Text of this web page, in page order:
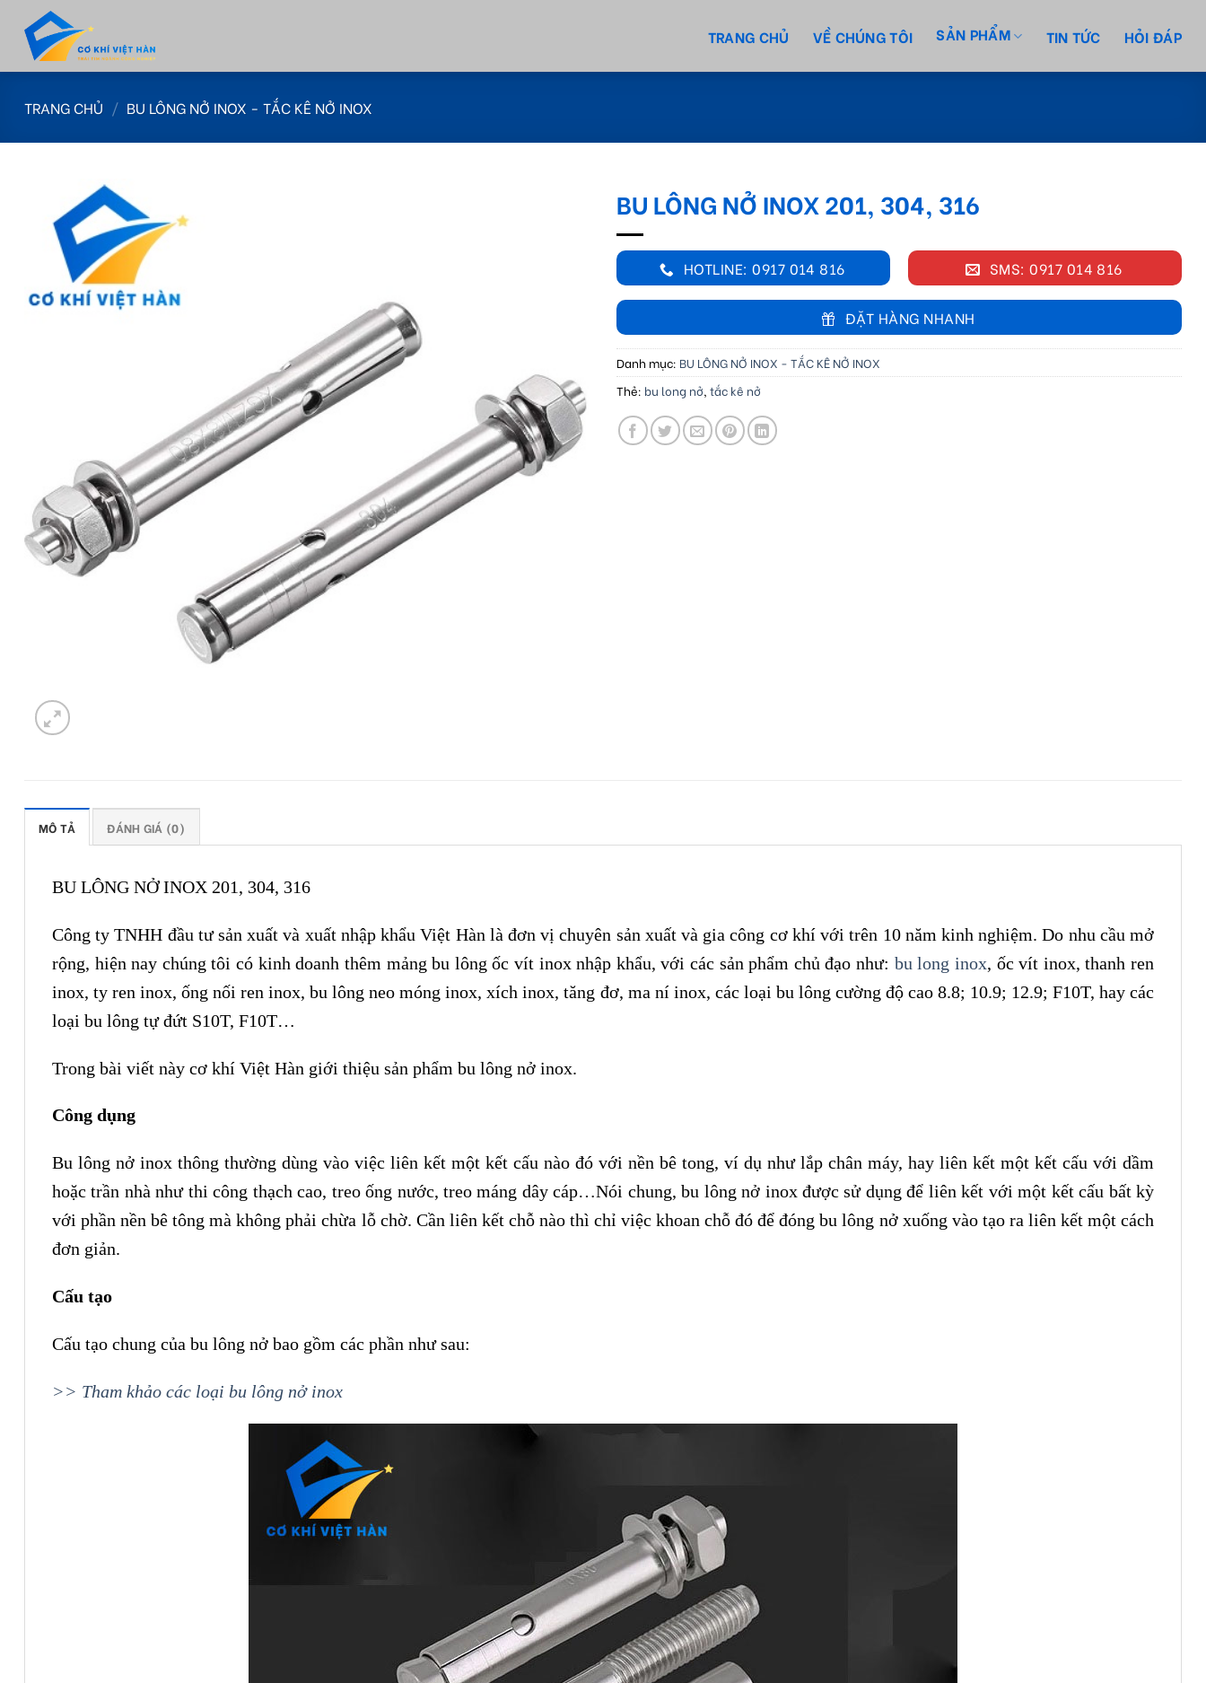
content
TRANG CHỦ VỀ CHÚNG TÔI SẢN PHẨM TIN TỨC HỎI ĐÁP
TRANG CHỦ / BU LÔNG NỞ INOX - TẮC KÊ NỞ INOX
BU LÔNG NỞ INOX 201, 304, 316
HOTLINE: 0917 014 816 SMS: 0917 014 816
ĐẶT HÀNG NHANH
Danh mục: BU LÔNG NỞ INOX - TẮC KÊ NỞ INOX
Thẻ: bu long nở, tắc kê nở
MÔ TẢ ĐÁNH GIÁ (0)
BU LÔNG NỞ INOX 201, 304, 316
Công ty TNHH đầu tư sản xuất và xuất nhập khẩu Việt Hàn là đơn vị chuyên sản xuất và gia công cơ khí với trên 10 năm kinh nghiệm. Do nhu cầu mở
rộng, hiện nay chúng tôi có kinh doanh thêm mảng bu lông ốc vít inox nhập khẩu, với các sản phẩm chủ đạo như: bu long inox, ốc vít inox, thanh ren
inox, ty ren inox, ống nối ren inox, bu lông neo móng inox, xích inox, tăng đơ, ma ní inox, các loại bu lông cường độ cao 8.8; 10.9; 12.9; F10T, hay các
loại bu lông tự đứt S10T, F10T…
Trong bài viết này cơ khí Việt Hàn giới thiệu sản phẩm bu lông nở inox.
Công dụng
Bu lông nở inox thông thường dùng vào việc liên kết một kết cấu nào đó với nền bê tong, ví dụ như lắp chân máy, hay liên kết một kết cấu với dầm
hoặc trần nhà như thi công thạch cao, treo ống nước, treo máng dây cáp…Nói chung, bu lông nở inox được sử dụng để liên kết với một kết cấu bất kỳ
với phần nền bê tông mà không phải chừa lỗ chờ. Cần liên kết chỗ nào thì chỉ việc khoan chỗ đó để đóng bu lông nở xuống vào tạo ra liên kết một cách
đơn giản.
Cấu tạo
Cấu tạo chung của bu lông nở bao gồm các phần như sau:
>> Tham khảo các loại bu lông nở inox